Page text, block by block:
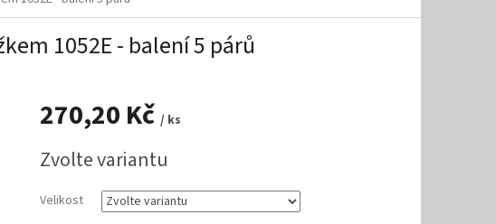
1052E - balení 5 párů
270,20 Kč / ks
cena:
Zvolte variantu
Velikost